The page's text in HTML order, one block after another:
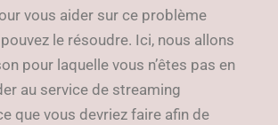
vous aider sur ce problème
le résoudre. Ici, nous allons
pour laquelle vous n’êtes pas en
au service de streaming
que vous devriez faire afin de